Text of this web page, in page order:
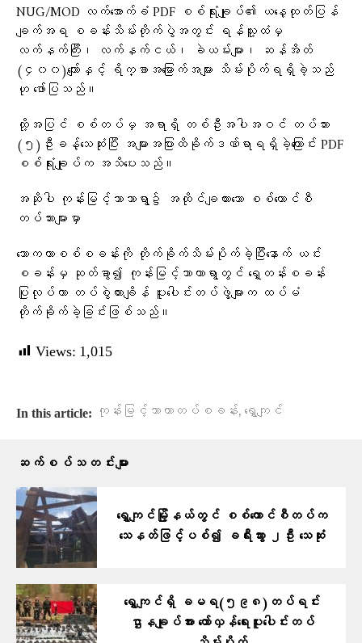
NUG/MOD လက်အောက်ခံ PDF စစ်ရုံးချုပ်၏ ယနေ့ထုတ်ပြန်
ချက်အရ စခန်းသိမ်းတိုက်ပွဲအတွင်း ရန်သူ့ထံမှ
လက်နက်ကြီး၊ လက်နက်ငယ်၊ ခဲယမ်းများ၊ ဆန်အိတ်
(၄၀၀)ကျော်နှင့် ရိက္ခာအမြောက်အများ သိမ်းပိုက်ရရှိခဲ့သည်
ဟု ဖော်ပြသည်။
ထို့အပြင် စစ်တပ်မှ အရာရှိ တစ်ဦးအပါအဝင် တပ်သား
(၅)ဦးခန့်သေဆုံးပြီး အများအပြားထိခိုက်ဒဏ်ရာရရှိခဲ့ကြောင်း PDF
စစ်ရုံးချုပ်က အသိပေးသည်။
အဆိုပါ ကုန်းမြင့်သာသာရွာ၌ အထိုင်ချထားသော စစ်ကောင်စီ
တပ်သားများမှာ
ဘောကထာစစ်စခန်းကို တိုက်ခိုက်သိမ်းပိုက်ခဲ့ပြီးနောက် ယင်း
စခန်းမှ ဆုတ်ခွာ၍ ကုန်းမြင့်သာယာရွာတွင် ရှေ့တန်းစခန်း
ပြုလုပ်ကာ တပ်စွဲထားချိန် ပူးပေါင်းတပ်ဖွဲ့များက ထပ်မံ
တိုက်ခိုက်ခဲ့ခြင်းဖြစ်သည်။
Views: 1,015
In this article: ကုန်းမြင့်သာယာတပ်စခန်း, ရွှေကျင်
ဆက်စပ်သတင်းများ
ရွှေကျင်မြို့နယ်တွင် စစ်ကောင်စီတပ်က
သေနတ်ဖြင့်ပစ်၍ ခရီးသွား ၂ဦး သေဆုံး
ရွှေကျင်ရှိ ခမရ(၅၉၈)တပ်ရင်း
ဌာနချုပ်အား တော်လှန်ရေးပူးပေါင်းတပ်